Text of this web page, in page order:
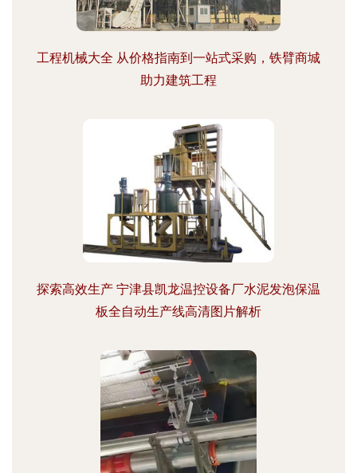
工程机械大全 从价格指南到一站式采购，铁臂商城
助力建筑工程
探索高效生产 宁津县凯龙温控设备厂水泥发泡保温
板全自动生产线高清图片解析